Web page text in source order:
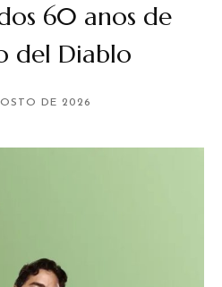
60 anos de
del Diablo
DE 2026